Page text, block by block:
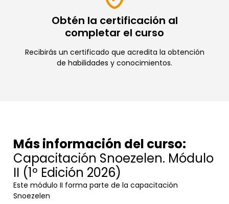
Obtén la certificación al
completar el curso
Recibirás un certificado que acredita la obtención
de habilidades y conocimientos.
Más información del curso:
Capacitación Snoezelen. Módulo
II (1º Edición 2026)
Este módulo II forma parte de la capacitación
Snoezelen